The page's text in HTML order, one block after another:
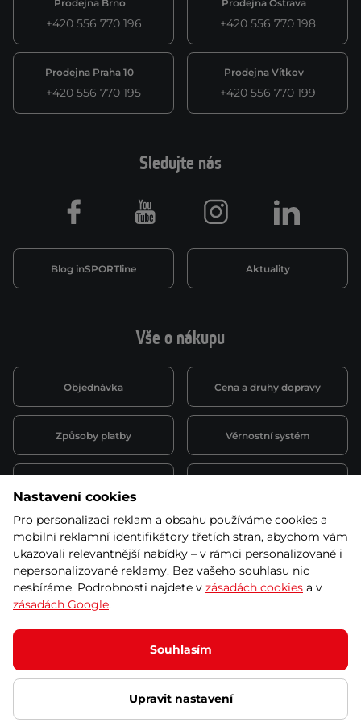
Prodejna Brno
+420 556 770 196
Prodejna Ostrava
+420 556 770 198
Prodejna Praha 10
+420 556 770 195
Prodejna Vítkov
+420 556 770 199
Vše o nákupu
Objednávka Cena a druhy dopravy
Způsoby platby Věrnostní systém
Půjčovna
obchodní podmínky
Kariéra
Sledujte nás
Blog inSPORTline Aktuality
Facebook Youtube Instagram LinkedIn
© 2026 SEVEN SPORT s.r.o Všechna práva vyhrazena
Podle zákona o evidenci tržeb je prodávající povinen vystavit
kupujícímu účtenku.
Zároveň je povinen zaevidovat přijatou tržbu u správce daně online; v
případě technického výpadku pak nejpozději do 48 hodin.
Ochrana osobních údajů Nastavení cookies Vnitřní oznamovací
Nastavení cookies
Pro personalizaci reklam a obsahu používáme cookies a
mobilní reklamní identifikátory třetích stran, abychom vám
ukazovali relevantnější nabídky – v rámci personalizované i
nepersonalizované reklamy. Bez vašeho souhlasu nic
nesbíráme. Podrobnosti najdete v zásadách cookies a v
zásadách Google.
Souhlasím
Upravit nastavení